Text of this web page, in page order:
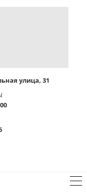
улица, 31